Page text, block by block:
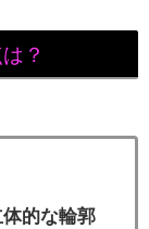
？
的な輪郭